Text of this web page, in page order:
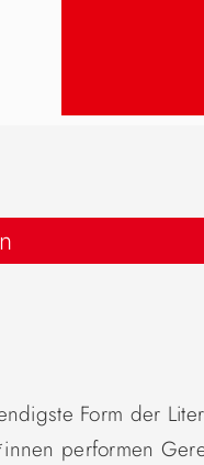
Form der
performen